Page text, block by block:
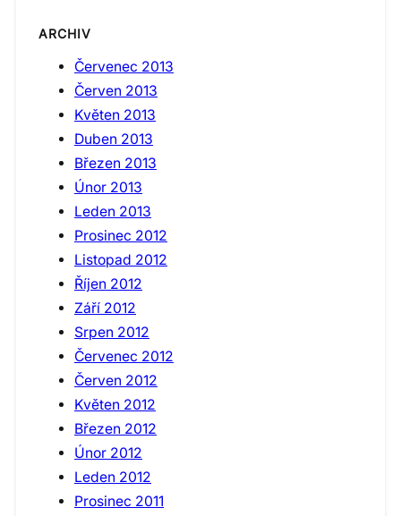
ARCHIV
Červenec 2013
Červen 2013
Květen 2013
Duben 2013
Březen 2013
Únor 2013
Leden 2013
Prosinec 2012
Listopad 2012
Říjen 2012
Září 2012
Srpen 2012
Červenec 2012
Červen 2012
Květen 2012
Březen 2012
Únor 2012
Leden 2012
Prosinec 2011